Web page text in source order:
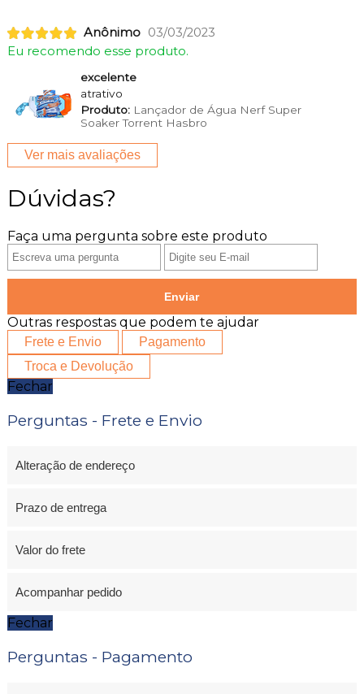
Anônimo 03/03/2023
Eu recomendo esse produto.
excelente
atrativo
Produto:Lançador de Água Nerf Super
Soaker Torrent Hasbro
Ver mais avaliações
Dúvidas?
Faça uma pergunta sobre este produto
Enviar
Outras respostas que podem te ajudar
Frete e Envio
Pagamento
Troca e Devolução
Fechar
Perguntas - Frete e Envio
Alteração de endereço
Prazo de entrega
Valor do frete
Acompanhar pedido
Fechar
Perguntas - Pagamento